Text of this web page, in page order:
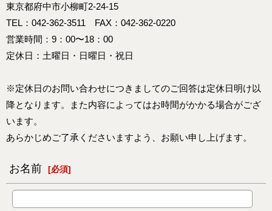
東京都府中市小柳町2-24-15
TEL：042-362-3511 FAX：042-362-0220
営業時間：9：00〜18：00
定休日：土曜日・日曜日・祝日
※定休日のお問い合わせにつきましてのご回答は定休日明け以
降となります。また内容によってはお時間がかかる場合がござ
います。
あらかじめご了承くださいますよう、お願い申し上げます。
お名前 [必須]